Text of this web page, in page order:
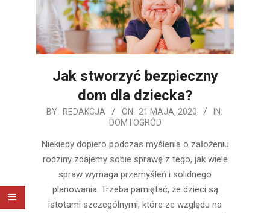
Jak stworzyć bezpieczny
dom dla dziecka?
2020-
21
BY: REDAKCJA ON: 21 MAJA, 2020
IN:
DOM I OGRÓD
Niekiedy dopiero podczas myślenia o założeniu
rodziny zdajemy sobie sprawę z tego, jak wiele
spraw wymaga przemyśleń i solidnego
planowania. Trzeba pamiętać, że dzieci są
istotami szczególnymi, które ze względu na